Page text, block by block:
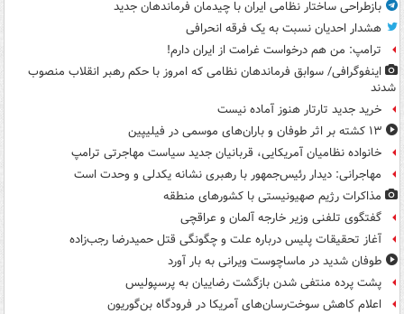
بازطراحی ساختار نظامی ایران با چیدمان فرماندهان جدید
هشدار احدیان نسبت به یک فرقه انحرافی
ترامپ: من هم درخواست غرامت از ایران دارم!
اینفوگرافی/ سوابق فرماندهان نظامی که امروز با حکم رهبر انقلاب منصوب
شدند
خرید جدید تارتار هنوز آماده نیست
۱۳ کشته بر اثر طوفان و باران‌های موسمی در فیلیپین
خانواده نظامیان آمریکایی، قربانیان جدید سیاست مهاجرتی ترامپ
مهاجرانی: دیدار رئیس‌جمهور با رهبری نشانه یکدلی و وحدت است
مذاکرات رژیم صهیونیستی با کشورهای منطقه
گفتگوی تلفنی وزیر خارجه آلمان و عراقچی
آغاز تحقیقات پلیس درباره علت و چگونگی قتل حمیدرضا رجب‌زاده
طوفان شدید در ماساچوست ویرانی به بار آورد
پشت پرده منتفی شدن بازگشت رضاییان به پرسپولیس
اعلام کاهش سوخت‌رسان‌های آمریکا در فرودگاه بن‌گوریون